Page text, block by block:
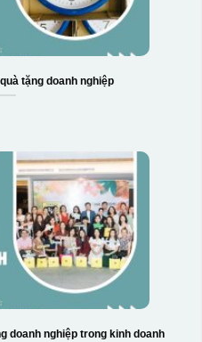
tặng doanh nghiệp
doanh nghiệp trong kinh doanh